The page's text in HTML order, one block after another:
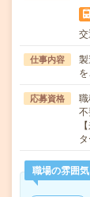
仕事内容
応募資格
職場の雰囲気